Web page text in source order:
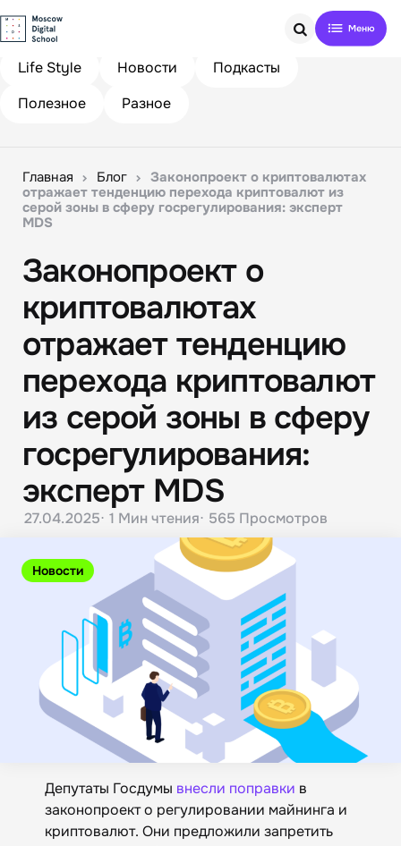
Search
Life Style
Новости
Подкасты
Полезное
Разное
Главная Блог
Законопроект о криптовалютах
отражает тенденцию перехода криптовалют из
серой‎ зоны в сферу госрегулирования: эксперт
MDS
Новости
Законопроект о
криптовалютах
отражает тенденцию
перехода криптовалют
из серой‎ зоны в сферу
госрегулирования:
эксперт MDS
27.04.2025 1 Мин чтения 565 Просмотров
Депутаты Госдумы внесли поправки в
законопроект о регулировании майнинга и
криптовалют. Они предложили запретить